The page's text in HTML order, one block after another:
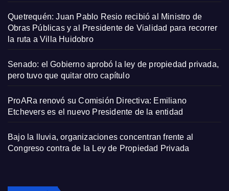
Quetrequén: Juan Pablo Resio recibió al Ministro de
Obras Públicas y al Presidente de Vialidad para recorrer
la ruta a Villa Huidobro
Senado: el Gobierno aprobó la ley de propiedad privada,
pero tuvo que quitar otro capítulo
ProARa renovó su Comisión Directiva: Emiliano
Etchevers es el nuevo Presidente de la entidad
Bajo la lluvia, organizaciones concentran frente al
Congreso contra de la Ley de Propiedad Privada